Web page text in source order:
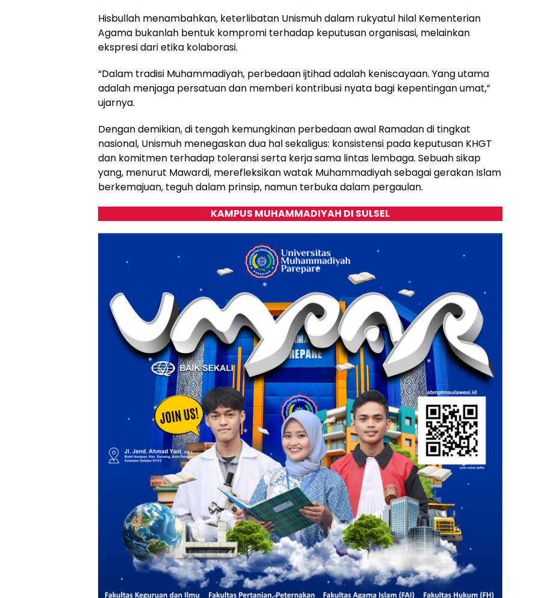
Hisbullah menambahkan, keterlibatan Unismuh dalam rukyatul hilal Kementerian
Agama bukanlah bentuk kompromi terhadap keputusan organisasi, melainkan
ekspresi dari etika kolaborasi.
“Dalam tradisi Muhammadiyah, perbedaan ijtihad adalah keniscayaan. Yang utama
adalah menjaga persatuan dan memberi kontribusi nyata bagi kepentingan umat,”
ujarnya.
Dengan demikian, di tengah kemungkinan perbedaan awal Ramadan di tingkat
nasional, Unismuh menegaskan dua hal sekaligus: konsistensi pada keputusan KHGT
dan komitmen terhadap toleransi serta kerja sama lintas lembaga. Sebuah sikap
yang, menurut Mawardi, merefleksikan watak Muhammadiyah sebagai gerakan Islam
berkemajuan, teguh dalam prinsip, namun terbuka dalam pergaulan.
KAMPUS MUHAMMADIYAH DI SULSEL